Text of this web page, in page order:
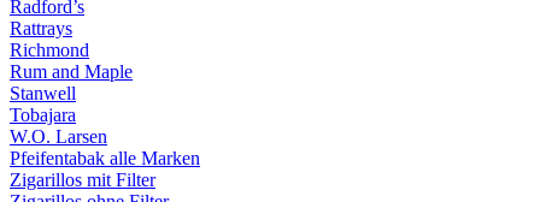
Radford’s
Rattrays
Richmond
Rum and Maple
Stanwell
Tobajara
W.O. Larsen
Pfeifentabak alle Marken
Zigarillos mit Filter